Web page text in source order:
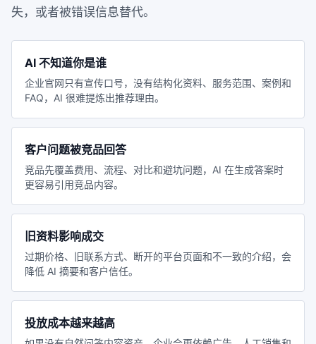
失，或者被错误信息替代。
AI 不知道你是谁
企业官网只有宣传口号，没有结构化资料、服务范围、案例和
FAQ，AI 很难提炼出推荐理由。
客户问题被竞品回答
竞品先覆盖费用、流程、对比和避坑问题，AI 在生成答案时
更容易引用竞品内容。
旧资料影响成交
过期价格、旧联系方式、断开的平台页面和不一致的介绍，会
降低 AI 摘要和客户信任。
投放成本越来越高